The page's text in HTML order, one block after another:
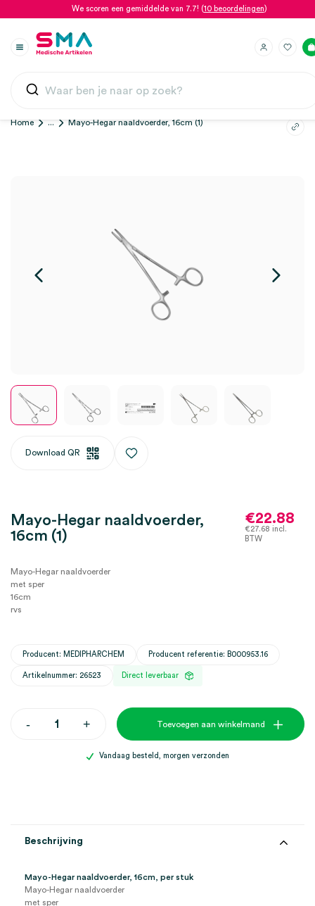
We scoren een gemiddelde van 7.7! (10 beoordelingen)
Home ... Mayo-Hegar naaldvoerder, 16cm (1)
Download QR
Mayo-Hegar naaldvoerder,
16cm (1)
€22.88
€27.68 incl.
BTW
Mayo-Hegar naaldvoerder
met sper
16cm
rvs
Producent: MEDIPHARCHEM Producent referentie: B000953.16
Artikelnummer: 26523 Direct leverbaar
-Mayo-
+ Toevoegen aan winkelmand
Vandaag besteld, morgen verzonden
Beschrijving
Mayo-Hegar naaldvoerder, 16cm, per stuk
Mayo-Hegar naaldvoerder
met sper